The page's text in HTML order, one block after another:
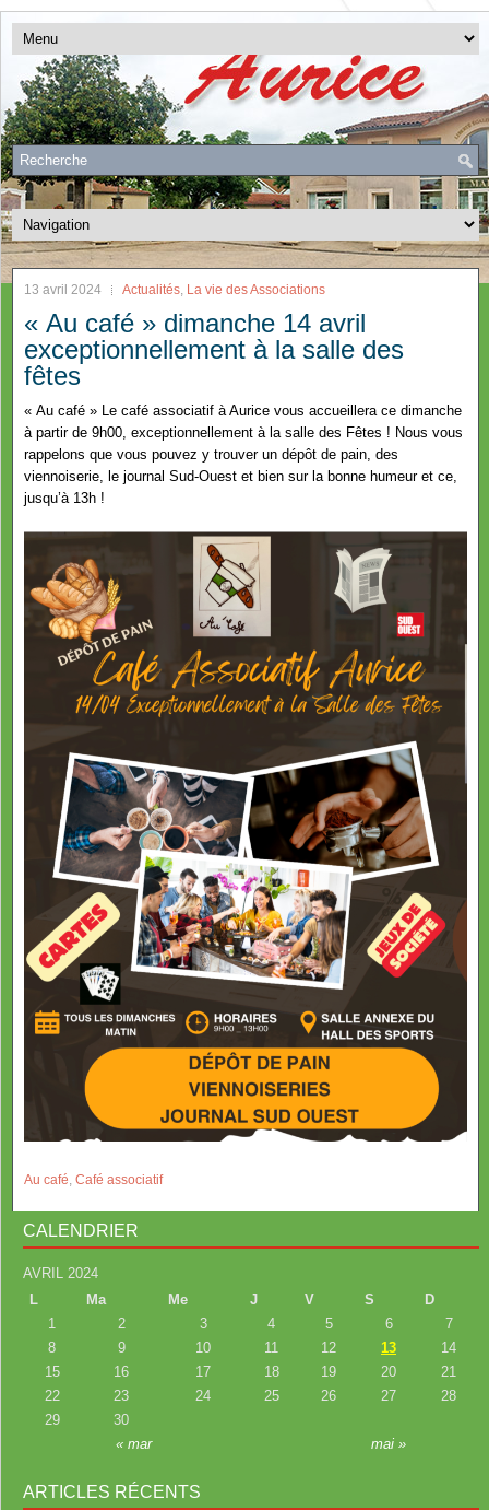
13 avril 2024 Actualités, La vie des Associations
« Au café » dimanche 14 avril
exceptionnellement à la salle des
fêtes
« Au café » Le café associatif à Aurice vous accueillera ce dimanche
à partir de 9h00, exceptionnellement à la salle des Fêtes ! Nous vous
rappelons que vous pouvez y trouver un dépôt de pain, des
viennoiserie, le journal Sud-Ouest et bien sur la bonne humeur et ce,
jusqu’à 13h !
Au café, Café associatif
CALENDRIER
AVRIL 2024
L
Ma Me J V S D
« mar mai »
1 2 3 4 5 6
7
8
9 10 11 12 13
14
15
16 17 18 19 20
21
22
23 24 25 26 27
28
29
30
ARTICLES RÉCENTS